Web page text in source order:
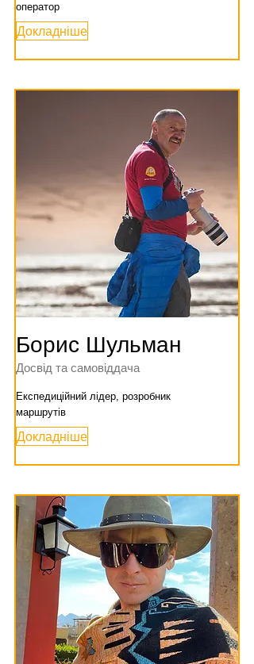
оператор
Докладніше
Борис Шульман
Досвід та самовіддача
Експедиційний лідер, розробник
маршрутів
Докладніше